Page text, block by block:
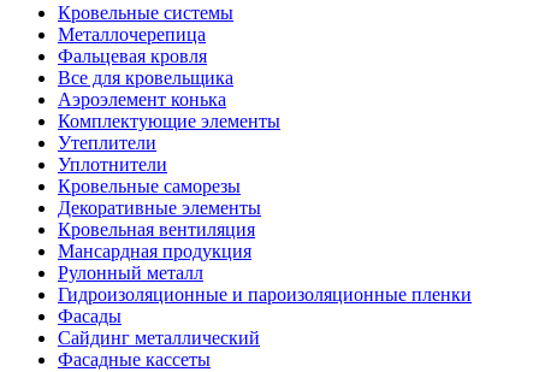
Кровельные системы
Металлочерепица
Фальцевая кровля
Все для кровельщика
Аэроэлемент конька
Комплектующие элементы
Утеплители
Уплотнители
Кровельные саморезы
Декоративные элементы
Кровельная вентиляция
Мансардная продукция
Рулонный металл
Гидроизоляционные и пароизоляционные пленки
Фасады
Сайдинг металлический
Фасадные кассеты